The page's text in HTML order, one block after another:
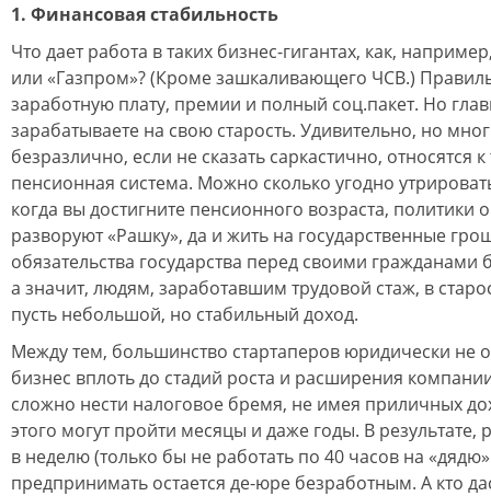
1. Финансовая стабильность
Что дает работа в таких бизнес-гигантах, как,
или «Газпром»? (Кроме зашкаливающего ЧСВ.)
заработную плату, премии и полный соц.пакет. Но
зарабатываете на свою старость. Удивительно, но
безразлично, если не сказать саркастично, относятся
пенсионная система. Можно сколько угодно
когда вы достигните пенсионного возраста, политики
разворуют «Рашку», да и жить на государственные
обязательства государства перед своими гражданами
а значит, людям, заработавшим трудовой стаж, в
пусть небольшой, но стабильный доход.
Между тем, большинство стартаперов юридически не
бизнес вплоть до стадий роста и расширения
сложно нести налоговое бремя, не имея приличных
этого могут пройти месяцы и даже годы. В результате,
в неделю (только бы не работать по 40 часов на
предпринимать остается де-юре безработным. А кто